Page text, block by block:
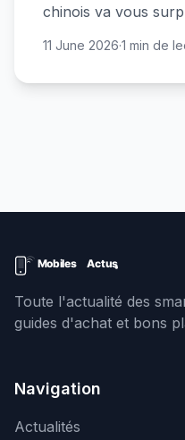
chinois va vous
11 June 2026·1 min de
Toute l'actualité des
guides d'achat et bons
Navigation
Actualités